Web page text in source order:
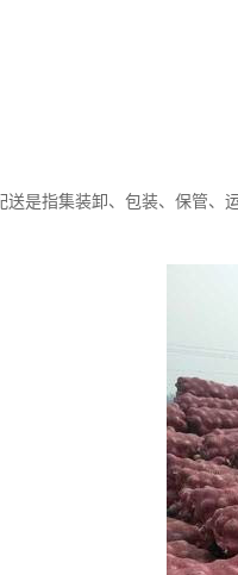
送是指集装卸、包装、保管、